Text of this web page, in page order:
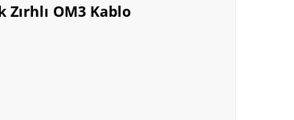
Zırhlı OM3 Kablo